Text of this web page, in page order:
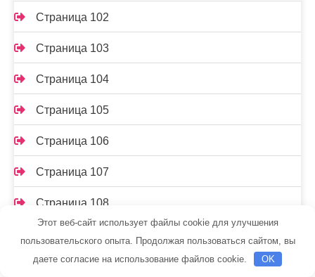
Страница 102
Страница 103
Страница 104
Страница 105
Страница 106
Страница 107
Страница 108
Страница 11
Этот веб-сайт использует файлы cookie для улучшения
пользовательского опыта. Продолжая пользоваться сайтом, вы
даете согласие на использование файлов cookie.
OK